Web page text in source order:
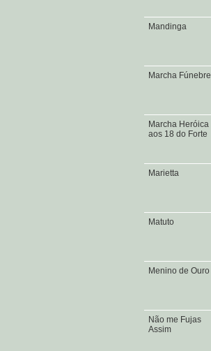
Mandinga
Marcha Fúnebre
Marcha Heróica
aos 18 do Forte
Marietta
Matuto
Menino de Ouro
Não me Fujas
Assim